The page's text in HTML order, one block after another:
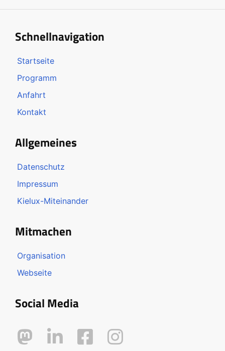
Schnellnavigation
Startseite
Programm
Anfahrt
Kontakt
Allgemeines
Datenschutz
Impressum
Kielux-Miteinander
Mitmachen
Organisation
Webseite
Social Media